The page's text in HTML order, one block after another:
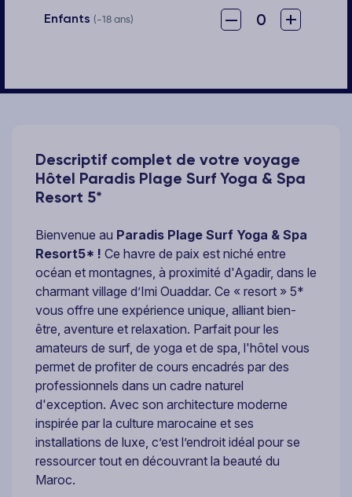
Enfants (-18 ans) – 0 +
Descriptif complet de votre voyage
Hôtel Paradis Plage Surf Yoga & Spa
Resort 5*
Bienvenue au Paradis Plage Surf Yoga & Spa
Resort5* ! Ce havre de paix est niché entre
océan et montagnes, à proximité d'Agadir, dans le
charmant village d’Imi Ouaddar. Ce « resort » 5*
vous offre une expérience unique, alliant bien-
être, aventure et relaxation. Parfait pour les
amateurs de surf, de yoga et de spa, l'hôtel vous
permet de profiter de cours encadrés par des
professionnels dans un cadre naturel
d'exception. Avec son architecture moderne
inspirée par la culture marocaine et ses
installations de luxe, c’est l’endroit idéal pour se
ressourcer tout en découvrant la beauté du
Maroc.